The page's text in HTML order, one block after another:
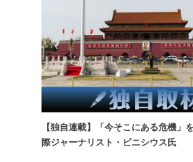
【独自連載】「今そこにある危機
際ジャーナリスト・ビニシウス氏